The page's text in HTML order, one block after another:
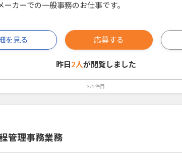
ーカーでの一般事務のお仕事です。
を見る 応募する
昨日2人が閲覧しました
3/5件目
管理事務業務